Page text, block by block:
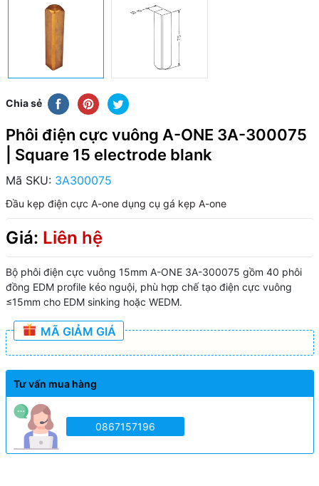
Chia sẻ
Phôi điện cực vuông A-ONE 3A-300075
| Square 15 electrode blank
Mã SKU: 3A300075
Đầu kẹp điện cực A-one dụng cụ gá kẹp A-one
Giá: Liên hệ
Bộ phôi điện cực vuông 15mm A-ONE 3A-300075 gồm 40 phôi
đồng EDM profile kéo nguội, phù hợp chế tạo điện cực vuông
≤15mm cho EDM sinking hoặc WEDM.
MÃ GIẢM GIÁ
Tư vấn mua hàng
0867157196